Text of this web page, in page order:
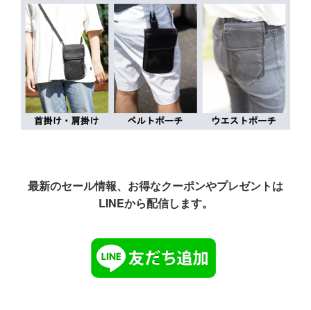
最新のセール情報、お得なクーポンやプレゼントは
LINEから配信します。